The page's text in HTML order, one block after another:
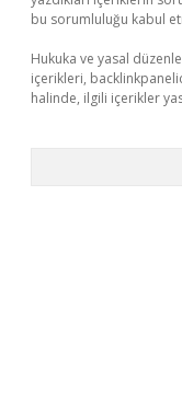
bu sorumluluğu kabul
Hukuka ve yasal
içerikleri,
halinde, ilgili içerikler